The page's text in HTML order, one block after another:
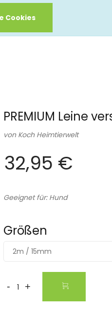
Cookies
PREMIUM Leine
von Koch Heimtierwelt
32,95 €
Geeignet für: Hund
Größen
2m / 15mm
- +